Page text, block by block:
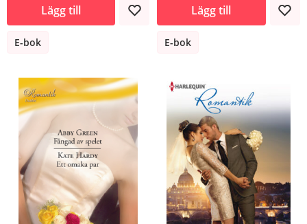
Lägg till
E-bok
Lägg till
E-bok